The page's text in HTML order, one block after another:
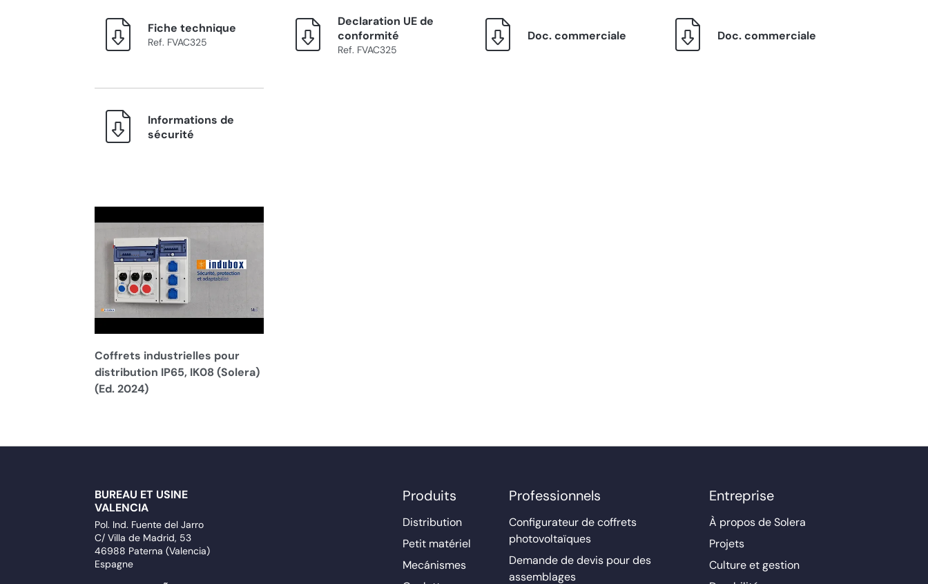
Fiche technique
Ref. FVAC325
Declaration UE de
conformité
Ref. FVAC325
Doc. commerciale Doc. commerciale
Informations de
sécurité
Coffrets industrielles pour
distribution IP65, IK08 (Solera)
(Ed. 2024)
BUREAU ET USINE
VALENCIA
Pol. Ind. Fuente del Jarro
C/ Villa de Madrid, 53
46988 Paterna (Valencia)
Espagne
Produits
Distribution
Petit matériel
Mecánismes
Professionnels
Configurateur de coffrets
photovoltaïques
Demande de devis pour des
assemblages
Entreprise
À propos de Solera
Projets
Culture et gestion